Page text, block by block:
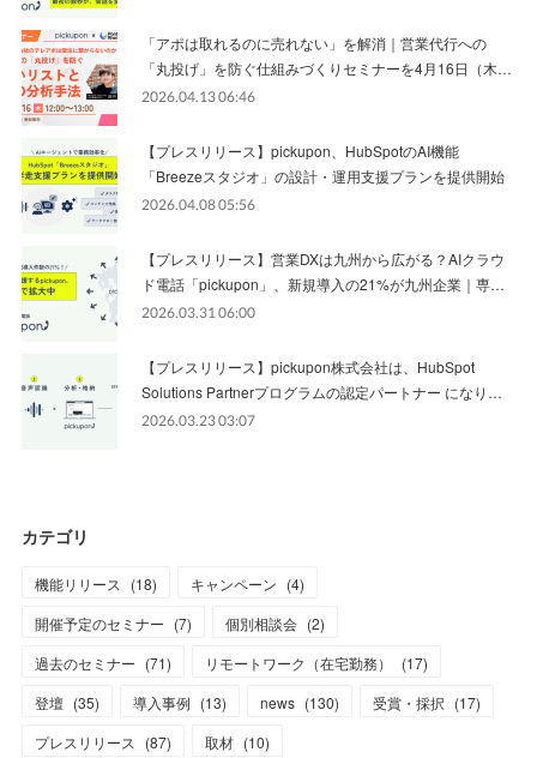
「アポは取れるのに売れない」を解消｜営業代行への
「丸投げ」を防ぐ仕組みづくりセミナーを4月16日（木…
2026.04.13 06:46
【プレスリリース】pickupon、HubSpotのAI機能
「Breezeスタジオ」の設計・運用支援プランを提供開始
2026.04.08 05:56
【プレスリリース】営業DXは九州から広がる？AIクラウ
ド電話「pickupon」、新規導入の21%が九州企業｜専…
2026.03.31 06:00
【プレスリリース】pickupon株式会社は、HubSpot
Solutions Partnerプログラムの認定パートナー になり…
2026.03.23 03:07
カテゴリ
機能リリース (18) キャンペーン (4)
開催予定のセミナー (7) 個別相談会 (2)
過去のセミナー (71) リモートワーク（在宅勤務） (17)
登壇 (35) 導入事例 (13) news (130) 受賞・採択 (17)
プレスリリース
(87) 取材 (10)